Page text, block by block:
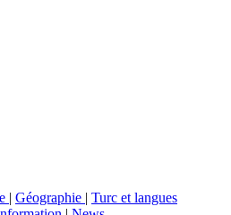
| Géographie | Turc et langues